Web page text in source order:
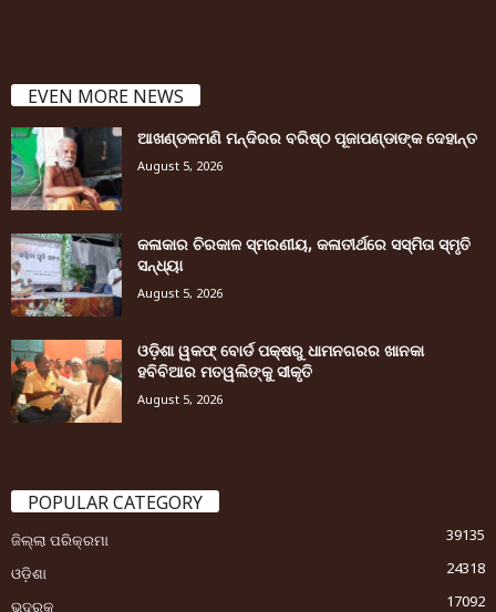
EVEN MORE NEWS
ଆଖଣ୍ଡଳମଣି ମନ୍ଦିରର ବରିଷ୍ଠ ପୂଜାପଣ୍ଡାଙ୍କ ଦେହାନ୍ତ
August 5, 2026
କଳାକାର ଚିରକାଳ ସ୍ମରଣୀୟ, କଳାତୀର୍ଥରେ ସସ୍ମିତା ସ୍ମୃତି
ସନ୍ଧ୍ୟା
August 5, 2026
ଓଡ଼ିଶା ୱକଫ୍ ବୋର୍ଡ ପକ୍ଷରୁ ଧାମନଗରର ଖାନକା
ହବିବିଆର ମତୱଲିଙ୍କୁ ସୀକୃତି
August 5, 2026
POPULAR CATEGORY
ଜିଲ୍ଲା ପରିକ୍ରମା
39135
ଓଡ଼ିଶା
24318
ଭଦ୍ରକ
17092